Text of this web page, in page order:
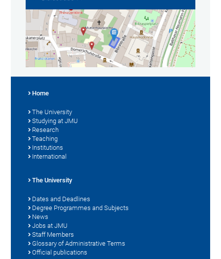
Home
The University
Studying at JMU
Research
Teaching
Institutions
International
The University
Dates and Deadlines
Degree Programmes and Subjects
News
Jobs at JMU
Staff Members
Glossary of Administrative Terms
Official publications